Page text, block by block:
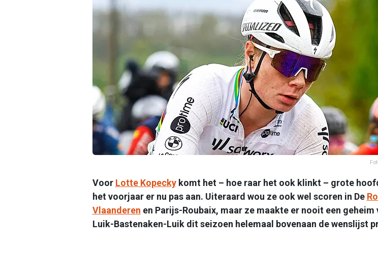
Voor Lotte Kopeckykomt het – hoe raar het ook klinkt – grote
het voorjaar er nu pas aan. Uiteraard wou ze ook wel scoren in De
Vlaanderen en Parijs-Roubaix, maar ze maakte er nooit een geheim
Luik-Bastenaken-Luik dit seizoen helemaal bovenaan de wenslijst